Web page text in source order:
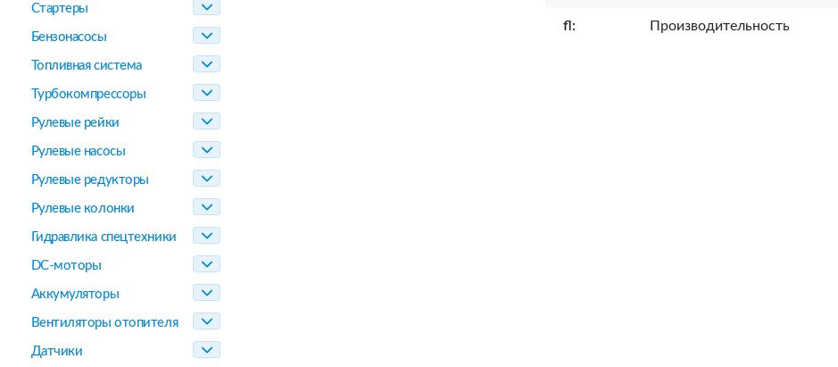
Стартеры
Бензонасосы
Топливная система
Турбокомпрессоры
Рулевые рейки
Рулевые насосы
Рулевые редукторы
Рулевые колонки
Гидравлика спецтехники
DC-моторы
Аккумуляторы
Вентиляторы отопителя
Датчики
fl: Производительность